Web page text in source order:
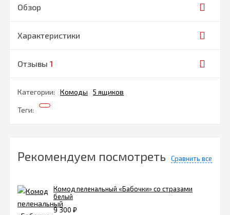
Обзор
Характеристики
Отзывы 1
Категории: Комоды 5 ящиков
Теги:
Рекомендуем посмотреть Сравнить все
Комод пеленальный «Бабочки» со стразами
белый
9 300 ₽